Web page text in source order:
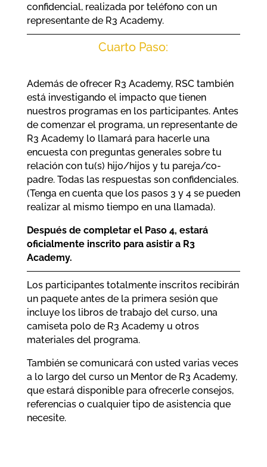
confidencial, realizada por teléfono con un
representante de R3 Academy.
Cuarto Paso:
Además de ofrecer R3 Academy, RSC también
está investigando el impacto que tienen
nuestros programas en los participantes. Antes
de comenzar el programa, un representante de
R3 Academy lo llamará para hacerle una
encuesta con preguntas generales sobre tu
relación con tu(s) hijo/hijos y tu pareja/co-
padre. Todas las respuestas son confidenciales.
(Tenga en cuenta que los pasos 3 y 4 se pueden
realizar al mismo tiempo en una llamada).
Después de completar el Paso 4, estará
oficialmente inscrito para asistir a R3
Academy.
Los participantes totalmente inscritos recibirán
un paquete antes de la primera sesión que
incluye los libros de trabajo del curso, una
camiseta polo de R3 Academy u otros
materiales del programa.
También se comunicará con usted varias veces
a lo largo del curso un Mentor de R3 Academy,
que estará disponible para ofrecerle consejos,
referencias o cualquier tipo de asistencia que
necesite.